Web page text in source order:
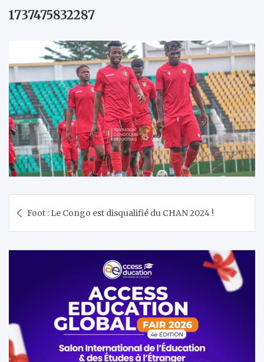
1737475832287
de Foot : Le Congo est disqualifié du CHAN 2024 !